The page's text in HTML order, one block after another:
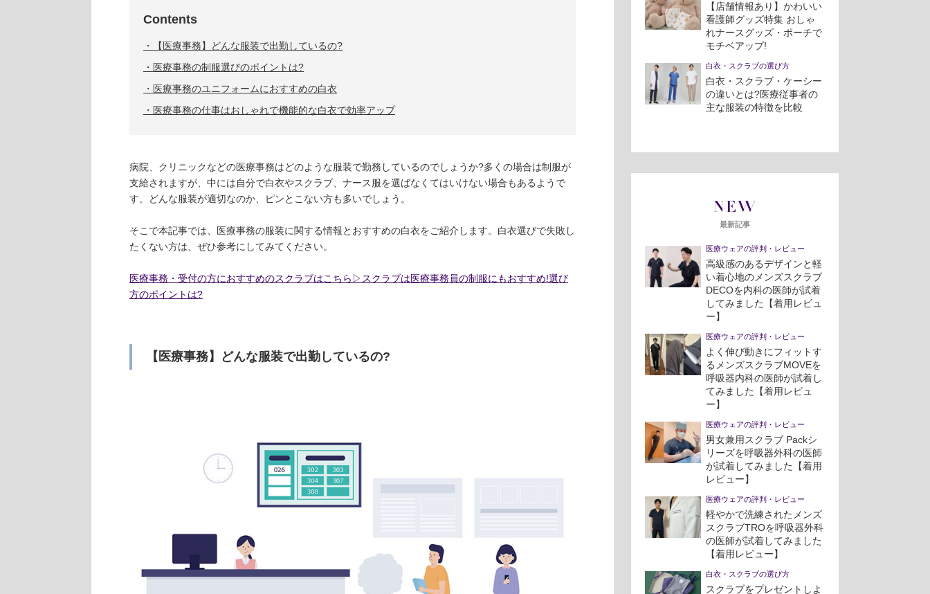
Contents
【医療事務】どんな服装で出勤しているの?
医療事務の制服選びのポイントは?
医療事務のユニフォームにおすすめの白衣
医療事務の仕事はおしゃれで機能的な白衣で効率アップ
病院、クリニックなどの医療事務はどのような服装で勤務しているのでしょうか?多くの場合は制服が
支給されますが、中には自分で白衣やスクラブ、ナース服を選ばなくてはいけない場合もあるようで
す。どんな服装が適切なのか、ピンとこない方も多いでしょう。
そこで本記事では、医療事務の服装に関する情報とおすすめの白衣をご紹介します。白衣選びで失敗し
たくない方は、ぜひ参考にしてみてください。
医療事務・受付の方におすすめのスクラブはこちら▷スクラブは医療事務員の制服にもおすすめ!選び
方のポイントは?
【医療事務】どんな服装で出勤しているの?
【店舗情報あり】かわいい
看護師グッズ特集 おしゃ
れナースグッズ・ポーチで
モチベアップ!
白衣・スクラブの選び方
白衣・スクラブ・ケーシー
の違いとは?医療従事者の
主な服装の特徴を比較
NEW
最新記事
医療ウェアの評判・レビュー
高級感のあるデザインと軽
い着心地のメンズスクラブ
DECOを内科の医師が試着
してみました【着用レビュ
ー】
医療ウェアの評判・レビュー
よく伸び動きにフィットす
るメンズスクラブMOVEを
呼吸器内科の医師が試着し
てみました【着用レビュ
ー】
医療ウェアの評判・レビュー
男女兼用スクラブ Packシ
リーズを呼吸器外科の医師
が試着してみました【着用
レビュー】
医療ウェアの評判・レビュー
軽やかで洗練されたメンズ
スクラブTROを呼吸器外科
の医師が試着してみました
【着用レビュー】
白衣・スクラブの選び方
スクラブをプレゼントしよ